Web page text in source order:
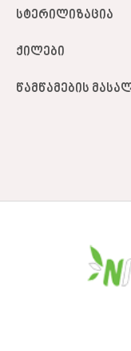
სტერილიზაცია
ქილები
წამწამების